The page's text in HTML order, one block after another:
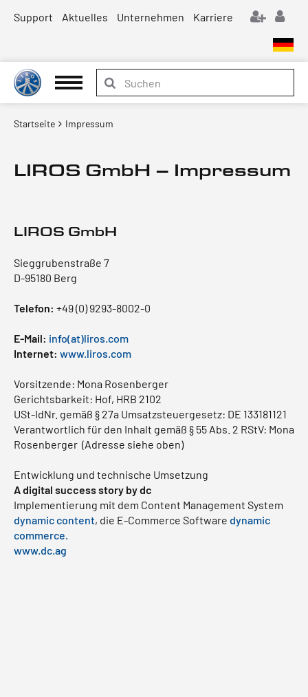
Support Aktuelles Unternehmen Karriere
Startseite Impressum
LIROS GmbH – Impressum
LIROS GmbH
Sieggrubenstraße 7
D-95180 Berg
Telefon: +49 (0) 9293-8002-0
E-Mail: info(at)liros.com
Internet: www.liros.com
Vorsitzende: Mona Rosenberger
Gerichtsbarkeit: Hof, HRB 2102
USt-IdNr. gemäß § 27a Umsatzsteuergesetz: DE 133181121
Verantwortlich für den Inhalt gemäß § 55 Abs. 2 RStV: Mona
Rosenberger (Adresse siehe oben)
Entwicklung und technische Umsetzung
A digital success story by dc
Implementierung mit dem Content Management System
dynamic content, die E-Commerce Software dynamic
commerce.
www.dc.ag